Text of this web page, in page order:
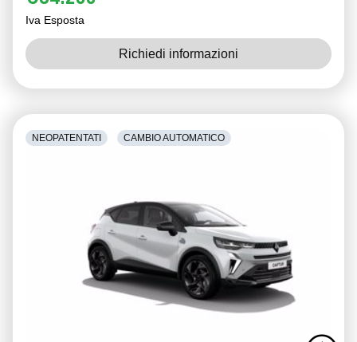
Iva Esposta
Richiedi informazioni
NEOPATENTATI CAMBIO AUTOMATICO